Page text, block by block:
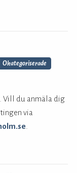
Okategoriserade
Vill du anmäla dig
via
.